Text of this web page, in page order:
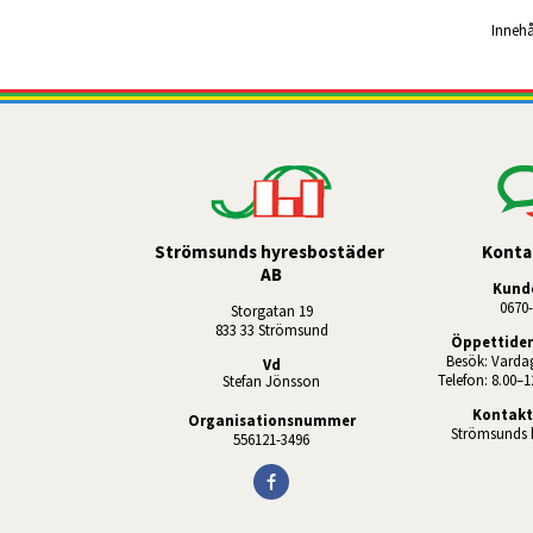
Strömsunds hyresbostäder
AB
Storgatan 19
833 33 Strömsund
Vd
Stefan Jönsson
Organisationsnummer
556121-3496
Besök:
Telefon:
Strömsunds